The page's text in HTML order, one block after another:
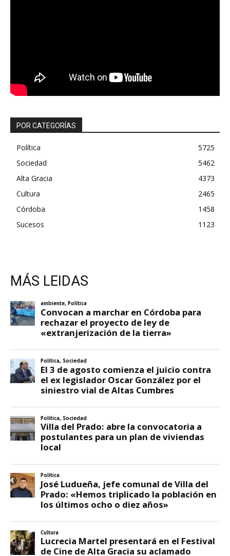
POR CATEGORÍAS
Política
5725
Sociedad
5462
Alta Gracia
4373
Cultura
2465
Córdoba
1458
Sucesos
1123
MÁS LEIDAS